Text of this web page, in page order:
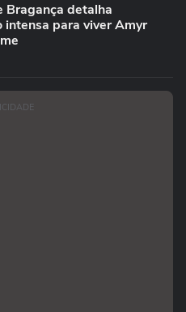
Bragança detalha
intensa para viver Amyr